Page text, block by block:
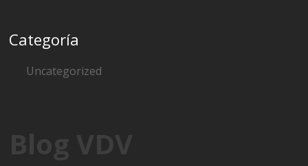
Categoría
Uncategorized
Blog VDV